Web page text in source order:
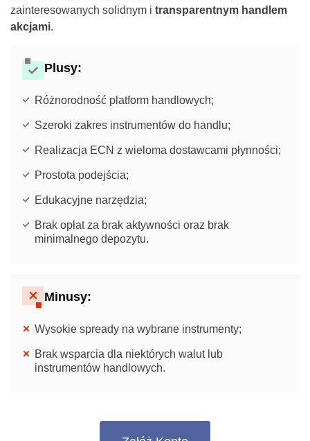
zainteresowanych solidnym i transparentnym handlem
akcjami.
Plusy:
Różnorodność platform handlowych;
Szeroki zakres instrumentów do handlu;
Realizacja ECN z wieloma dostawcami płynności;
Prostota podejścia;
Edukacyjne narzędzia;
Brak opłat za brak aktywności oraz brak
minimalnego depozytu.
Minusy:
Wysokie spready na wybrane instrumenty;
Brak wsparcia dla niektórych walut lub
instrumentów handlowych.